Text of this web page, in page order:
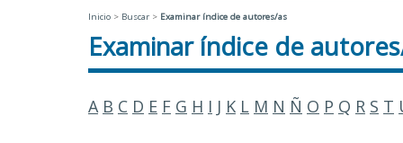
Inicio > Buscar > Examinar índice de autores/as
Examinar índice de
A B C D E F G H I J K L M N Ñ O P Q R S T